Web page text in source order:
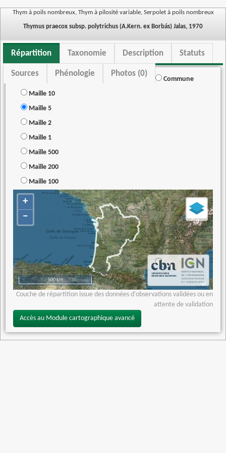
Thym à poils nombreux, Thym à pilosité variable, Serpolet à poils nombreux
Thymus praecox subsp. polytrichus (A.Kern. ex Borbás) Jalas, 1970
Répartition Taxonomie Description Statuts
Sources Phénologie Photos (0)
Commune
Maille 10
Maille 5
Maille 2
Maille 1
Maille 500
Maille 200
Maille 100
+
−
500 km
Couche de répartition issue des données d'observations validées ou en
attente de validation
Accès au Module cartographique avancé